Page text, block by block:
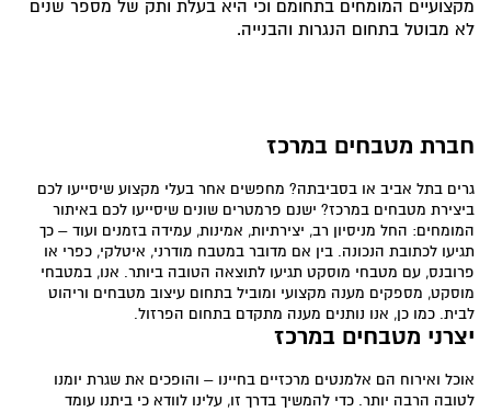
מקצועיים המומחים בתחומם וכי היא בעלת ותק של מספר שנים
לא מבוטל בתחום הנגרות והבנייה.
חברת מטבחים במרכז
גרים בתל אביב או בסביבתה? מחפשים אחר בעלי מקצוע שיסייעו לכם
ביצירת מטבחים במרכז? ישנם פרמטרים שונים שיסייעו לכם באיתור
המומחים: החל מניסיון רב, יצירתיות, אמינות, עמידה בזמנים ועוד – כך
תגיעו לכתובת הנכונה. בין אם מדובר במטבח מודרני, איטלקי, כפרי או
פרובנס, עם מטבחי מוסקט תגיעו לתוצאה הטובה ביותר. אנו, במטבחי
מוסקט, מספקים מענה מקצועי ומוביל בתחום עיצוב מטבחים וריהוט
לבית. כמו כן, אנו נותנים מענה מתקדם בתחום הפרזול.
יצרני מטבחים במרכז
אוכל ואירוח הם אלמנטים מרכזיים בחיינו – והופכים את שגרת יומנו
לטובה הרבה יותר. כדי להמשיך בדרך זו, עלינו לוודא כי ביתנו עומד